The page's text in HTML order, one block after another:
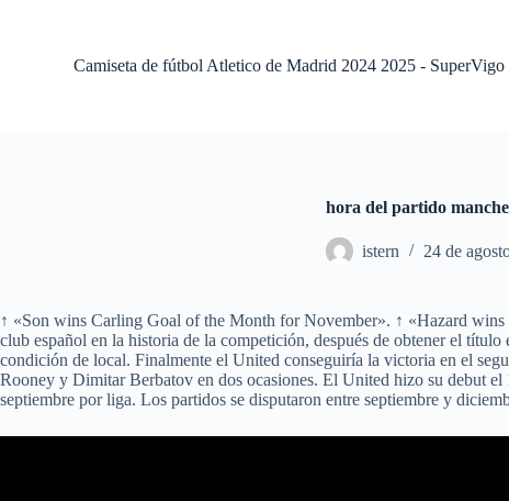
d
o
Camiseta de fútbol Atletico de Madrid 2024 2025 - SuperVigo
hora del partido
istern 24 de
↑ «Son wins Carling Goal of the Month for November». ↑ «Hazard
club español en la historia de la competición, después de obtener el
condición de local. Finalmente el United conseguiría la victoria en el
Rooney y Dimitar Berbatov en dos ocasiones. El United hizo su debut
septiembre por liga. Los partidos se disputaron entre septiembre y